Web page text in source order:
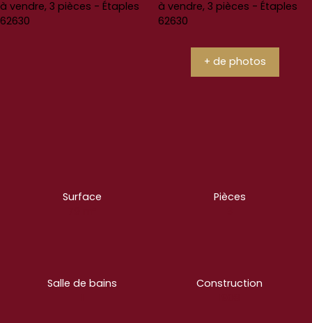
+ de photos
Surface
Pièces
Salle de bains
Construction